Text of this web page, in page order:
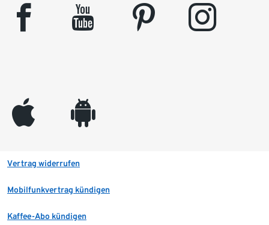
facebook youtube pinterest instagram
appleinc android
Vertrag widerrufen
Mobilfunkvertrag kündigen
Kaffee-Abo kündigen